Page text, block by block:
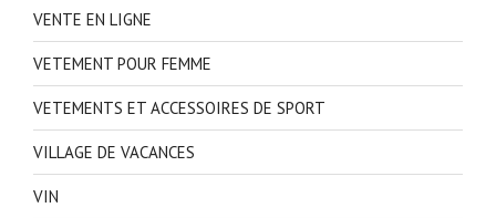
VENTE EN LIGNE
VETEMENT POUR FEMME
VETEMENTS ET ACCESSOIRES DE SPORT
VILLAGE DE VACANCES
VIN